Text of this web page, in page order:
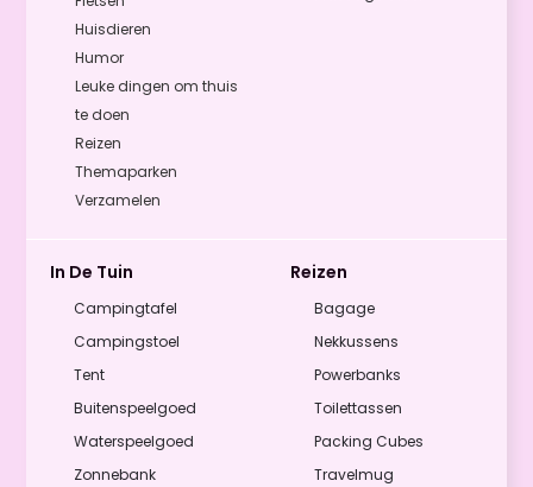
Huisdieren
Humor
Leuke dingen om thuis
te doen
Reizen
Themaparken
Verzamelen
In De Tuin
Campingtafel
Campingstoel
Tent
Buitenspeelgoed
Waterspeelgoed
Zonnebank
Reizen
Bagage
Nekkussens
Powerbanks
Toilettassen
Packing Cubes
Travelmug